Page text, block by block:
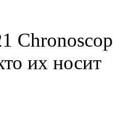
их носит